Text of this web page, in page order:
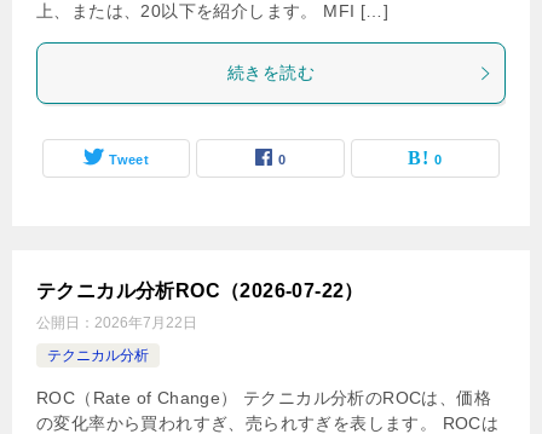
上、または、20以下を紹介します。 MFI […]
続きを読む
Tweet 0 0
テクニカル分析ROC（2026-07-22）
公開日： 2026年7月22日
テクニカル分析
ROC（Rate of Change） テクニカル分析のROCは、価格
の変化率から買われすぎ、売られすぎを表します。 ROCは